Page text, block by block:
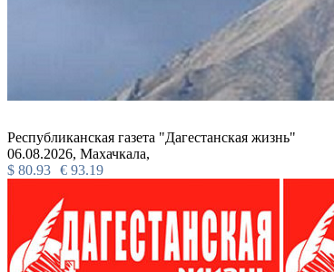
Республиканская газета "Дагестанская жизнь"
06.08.2026, Махачкала,
$ 80.93 € 93.19